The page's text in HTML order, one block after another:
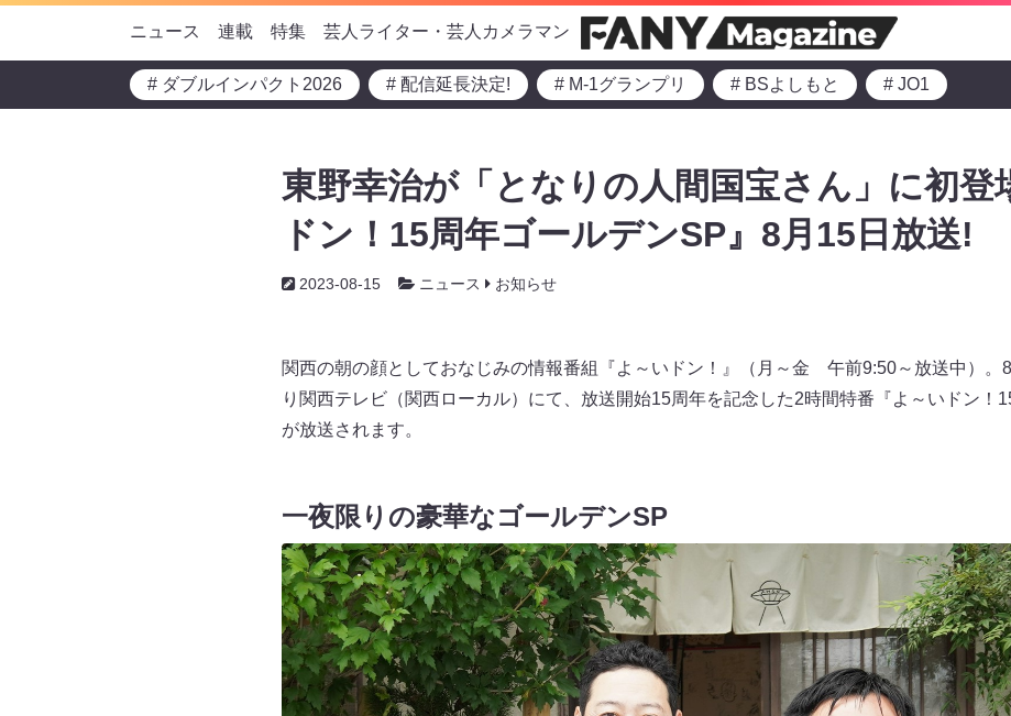
ニュース 連載 特集 芸人ライター・芸人カメラマン
# ダブルインパクト2026 # 配信延長決定! # M-1グランプリ # BSよしもと # JO1
東野幸治が「となりの人間国宝さん」に初登
ドン！15周年ゴールデンSP』8月15日放送!
2023-08-15 ニュース お知らせ
関西の朝の顔としておなじみの情報番組『よ～いドン！』（月～金 午前9:50～放送中）。
り関西テレビ（関西ローカル）にて、放送開始15周年を記念した2時間特番『よ～いドン！
が放送されます。
一夜限りの豪華なゴールデンSP